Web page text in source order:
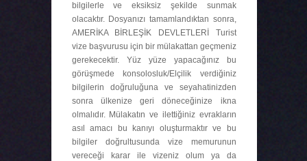
bilgilerle ve eksiksiz şekilde sunmak
olacaktır. Dosyanızı tamamlandıktan sonra,
AMERİKA BİRLEŞİK DEVLETLERİ Turist
vize başvurusu için bir mülakattan geçmeniz
gerekecektir. Yüz yüze yapacağınız bu
görüşmede konsolosluk/Elçilik verdiğiniz
bilgilerin doğruluğuna ve seyahatinizden
sonra ülkenize geri döneceğinize ikna
olmalıdır. Mülakatın ve ilettiğiniz evrakların
asıl amacı bu kanıyı oluşturmaktır ve bu
bilgiler doğrultusunda vize memurunun
vereceği karar ile vizeniz olum ya da